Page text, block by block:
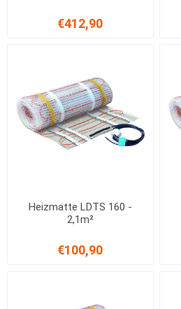
€412,90
Heizmatte LDTS 160 -
2,1m²
€100,90